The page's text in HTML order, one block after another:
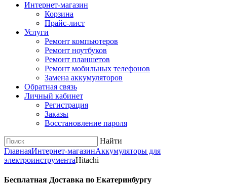
Интернет-магазин
Корзина
Прайс-лист
Услуги
Ремонт компьютеров
Ремонт ноутбуков
Ремонт планшетов
Ремонт мобильных телефонов
Замена аккумуляторов
Обратная связь
Личный кабинет
Регистрация
Заказы
Восстановление пароля
Найти
ГлавнаяИнтернет-магазинАккумуляторы для
электроинструментаHitachi
Бесплатная Доставка по Екатеринбургу